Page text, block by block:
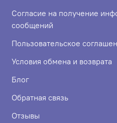
Согласие на получение
сообщений
Пользовательское
Условия обмена и возврата
Блог
Обратная связь
Отзывы